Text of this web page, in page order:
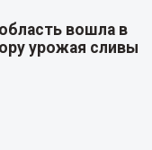
вошла в
урожая сливы